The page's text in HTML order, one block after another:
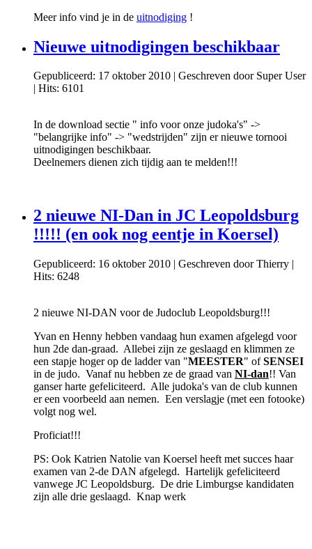
Meer info vind je in de uitnodiging !
Nieuwe uitnodigingen beschikbaar
Gepubliceerd: 17 oktober 2010 | Geschreven door Super User
| Hits: 6101
In de download sectie " info voor onze judoka's" ->
"belangrijke info" -> "wedstrijden" zijn er nieuwe tornooi
uitnodigingen beschikbaar.
Deelnemers dienen zich tijdig aan te melden!!!
2 nieuwe NI-Dan in JC Leopoldsburg
!!!!! (en ook nog eentje in Koersel)
Gepubliceerd: 16 oktober 2010 | Geschreven door Thierry |
Hits: 6248
2 nieuwe NI-DAN voor de Judoclub Leopoldsburg!!!
Yvan en Henny hebben vandaag hun examen afgelegd voor
hun 2de dan-graad. Allebei zijn ze geslaagd en klimmen ze
een stapje hoger op de ladder van "MEESTER" ofSENSEI
in de judo. Vanaf nu hebben ze de graad van NI-dan!! Van
ganser harte gefeliciteerd. Alle judoka's van de club kunnen
er een voorbeeld aan nemen. Een verslagje (met een fotooke)
volgt nog wel.
Proficiat!!!
PS: Ook Katrien Natolie van Koersel heeft met succes haar
examen van 2-de DAN afgelegd. Hartelijk gefeliciteerd
vanwege JC Leopoldsburg. De drie Limburgse kandidaten
zijn alle drie geslaagd. Knap werk